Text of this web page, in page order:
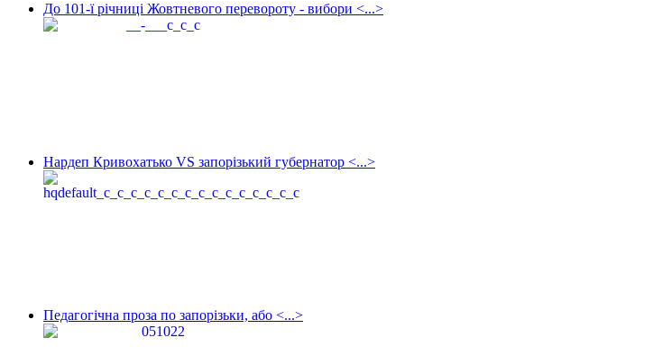
До 101-ї річниці Жовтневого перевороту - вибори <...>
Нардеп Кривохатько VS запорізький губернатор <...>
Педагогічна проза по запорізьки, або <...>